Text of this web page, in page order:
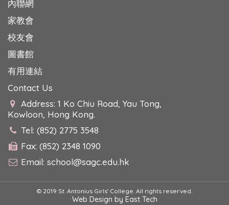
內聯網
家教會
校友會
圖書館
有用連結
Contact Us
Address: 1 Ko Chiu Road, Yau Tong,
Kowloon, Hong Kong.
Tel: (852) 2775 3548
Fax: (852) 2348 1090
Email: school@sagc.edu.hk
© 2019 St. Antonius Girls' College. All rights reserved.
Web Design by East Tech